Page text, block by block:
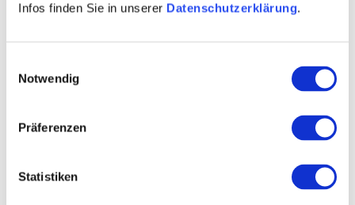
Infos finden Sie in unserer Datenschutzerklärung.
Notwendig
Präferenzen
Statistiken
Kontakt